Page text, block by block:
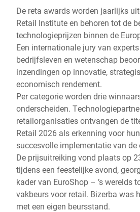
De reta awards worden jaarlijks
Retail Institute en behoren tot de
technologieprijzen binnen de
Een internationale jury van
bedrijfsleven en wetenschap
inzendingen op innovatie,
economisch rendement.
Per categorie worden drie
onderscheiden.
retailorganisaties ontvangen de
Retail 2026 als erkenning voor
succesvolle implementatie van de
De prijsuitreiking vond plaats op
tijdens een feestelijke avond,
kader van EuroShop – ’s werelds
vakbeurs voor retail. Bizerba was
met een eigen beursstand.